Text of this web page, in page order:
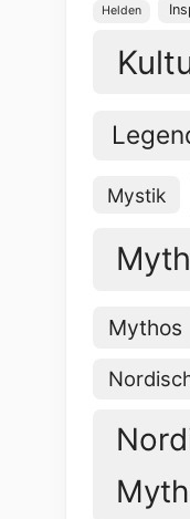
Helden
Mystik
Mythos